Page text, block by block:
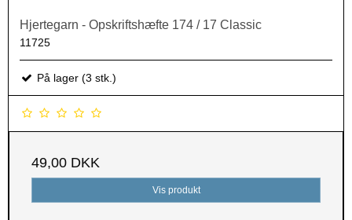
Hjertegarn - Opskriftshæfte 174 / 17 Classic
11725
På lager (3 stk.)
49,00 DKK
Vis produkt